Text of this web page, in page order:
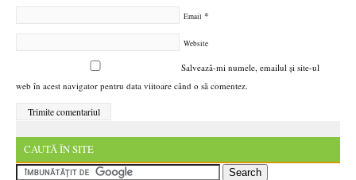
Email *
Website
Salvează-mi numele, emailul și site-ul
web în acest navigator pentru data viitoare când o să comentez.
CAUTĂ ÎN SITE